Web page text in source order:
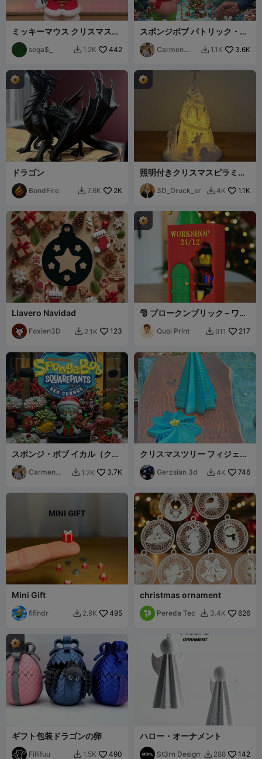
ミッキーマウス クリスマスエ
ディション
sega$_  1.2K 442
スポンジボブ パトリック・ス
ターフィッシュ（クリスマス
バージョン）
Carmen
 1.1K 3.6K
ドラゴン
BondFire  7.6K 2K
照明付きクリスマスピラミッ
ド
3D_Druck_er  4K 1.1K
Llavero Navidad
Foxien3D  2.1K 123
🎅 ブロークンブリック – ワー
クショップのサンタ（12月24
日）
Quoi Print  911 217
スポンジ・ボブ イカル（クリ
スマスエディション）
Carmen
 1.2K 3.7K
クリスマスツリー フィジェッ
トトイ
Gerzsian 3d  4K 746
Mini Gift
fifindr  2.9K 495
christmas ornament
Pereda Tec  3.4K 626
ギフト包装ドラゴンの卵
Fillifuu  1.5K 490
ハロー ⬝ オーナメント
St3rn Design  288 142